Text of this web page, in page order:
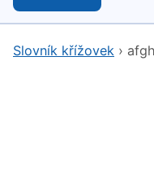
Slovník křížovek ›